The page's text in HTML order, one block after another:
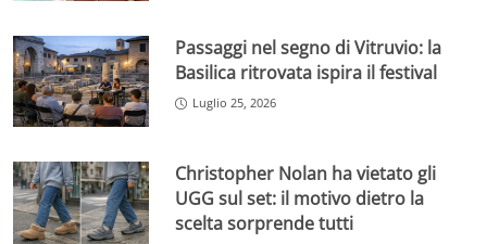
Passaggi nel segno di Vitruvio: la
Basilica ritrovata ispira il festival
Luglio 25, 2026
Christopher Nolan ha vietato gli
UGG sul set: il motivo dietro la
scelta sorprende tutti